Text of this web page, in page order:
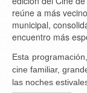
reúne a más
municipal,
encuentro más
Esta
cine familiar,
las noches